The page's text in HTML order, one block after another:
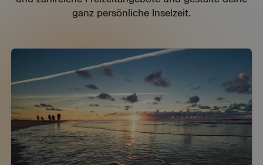
ganz persönliche Inselzeit.